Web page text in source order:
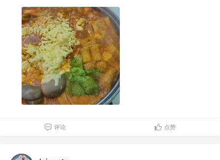
评论 点赞